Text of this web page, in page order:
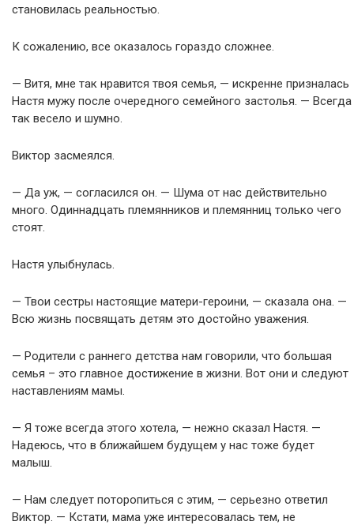
становилась реальностью.
К сожалению, все оказалось гораздо сложнее.
— Витя, мне так нравится твоя семья, — искренне призналась
Настя мужу после очередного семейного застолья. — Всегда
так весело и шумно.
Виктор засмеялся.
— Да уж, — согласился он. — Шума от нас действительно
много. Одиннадцать племянников и племянниц только чего
стоят.
Настя улыбнулась.
— Твои сестры настоящие матери-героини, — сказала она. —
Всю жизнь посвящать детям это достойно уважения.
— Родители с раннего детства нам говорили, что большая
семья – это главное достижение в жизни. Вот они и следуют
наставлениям мамы.
— Я тоже всегда этого хотела, — нежно сказал Настя. —
Надеюсь, что в ближайшем будущем у нас тоже будет
малыш.
— Нам следует поторопиться с этим, — серьезно ответил
Виктор. — Кстати, мама уже интересовалась тем, не